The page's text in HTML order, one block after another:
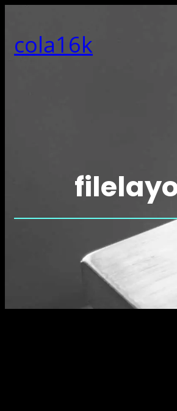
cola16k